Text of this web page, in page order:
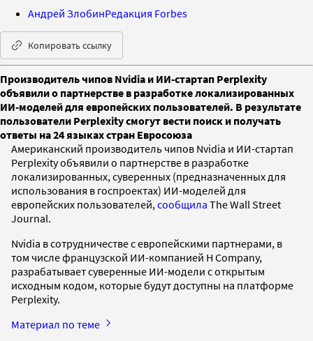
Андрей ЗлобинРедакция Forbes
Копировать ссылку
Производитель чипов Nvidia и ИИ-стартап Perplexity
объявили о партнерстве в разработке локализированных
ИИ-моделей для европейских пользователей. В результате
пользователи Perplexity смогут вести поиск и получать
ответы на 24 языках стран Евросоюза
Американский производитель чипов Nvidia и ИИ-стартап
Perplexity объявили о партнерстве в разработке
локализированных, суверенных (предназначенных для
использования в госпроектах) ИИ-моделей для
европейских пользователей, сообщила The Wall Street
Journal.
Nvidia в сотрудничестве с европейскими партнерами, в
том числе ‌‌‌‍‌‌‌‌‌‌​​‌‍‌‌‌‌​​‌‌‌‌​‍‌‌‌‌​​​​‌‌‌‍‌‌‌‌‌​​​‌​‌‍‌‌‌‌‌​​​‌​‌‍‌‌‌‌​​‌​‌‌​‍‌‌‌‌​​‌‌​​‌‍‌‌‌‌​​‌‌‌‌​‍‌‌‌‌​​​​‌‌‌‍‌‌‌‌‌​‌​​‌​‍‌‌‌‌​​​‌‌​‌‍‌‌‌‌​​‌‌‌‌​‍‌‌‌‌​​‌​‌‌​‍‌‌‌‌​​‌‌‌​‌‍‌‌‌‌​​‌​​‌​‍‌‌‌‌​​‌‌‌‌​‍‌‌‌‌​​‌​​​‌французской ИИ-компанией H Company,
разрабатывает суверенные ИИ-модели с открытым
исходным кодом, которые будут доступны на платформе
Perplexity.
Материал по теме